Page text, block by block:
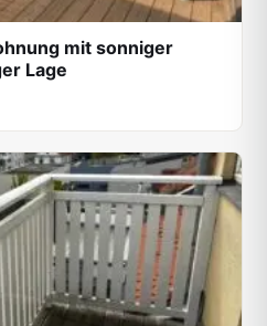
mit sonniger
Lage